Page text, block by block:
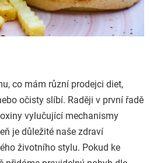
co mám různí prodejci diet,
očisty slíbí. Raději v první řadě
vylučující mechanismy
je důležité naše zdraví
životního stylu. Pokud ke